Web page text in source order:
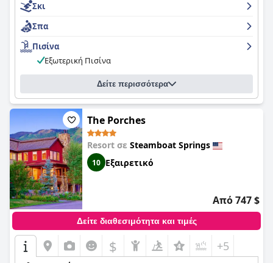
Σκι
Σπα
Πισίνα
Εξωτερική Πισίνα
Δείτε περισσότερα
The Porches
Resort σε Steamboat Springs
10 Εξαιρετικό
Από 747 $
Δείτε διαθεσιμότητα και τιμές
$ +5